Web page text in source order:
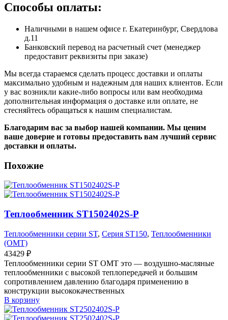
Способы оплаты:
Наличными в нашем офисе г. Екатеринбург, Свердлова
д.11
Банковский перевод на расчетный счет (менеджер
предоставит реквизиты при заказе)
Мы всегда стараемся сделать процесс доставки и оплаты
максимально удобным и надежным для наших клиентов. Если
у вас возникли какие-либо вопросы или вам необходима
дополнительная информация о доставке или оплате, не
стесняйтесь обращаться к нашим специалистам.
Благодарим вас за выбор нашей компании. Мы ценим
ваше доверие и готовы предоставить вам лучший сервис
доставки и оплаты.
Похожие
Теплообменник ST1502402S-P
Теплообменники серии ST, Серия ST150, Теплообменники
(OMT)
43429 ₽
Теплообменники серии ST OMT это — воздушно-масляные
теплообменники с высокой теплопередачей и большим
сопротивлением давлению благодаря применению в
конструкции высококачественных
В корзину